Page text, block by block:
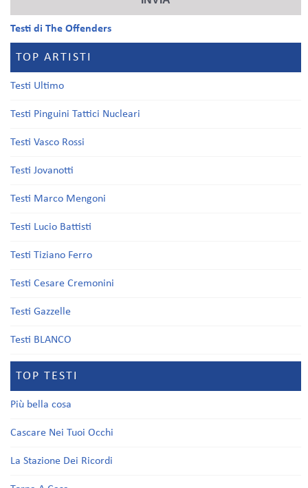
Testi di The Offenders
TOP ARTISTI
Testi Ultimo
Testi Pinguini Tattici Nucleari
Testi Vasco Rossi
Testi Jovanotti
Testi Marco Mengoni
Testi Lucio Battisti
Testi Tiziano Ferro
Testi Cesare Cremonini
Testi Gazzelle
Testi BLANCO
TOP TESTI
Più bella cosa
Cascare Nei Tuoi Occhi
La Stazione Dei Ricordi